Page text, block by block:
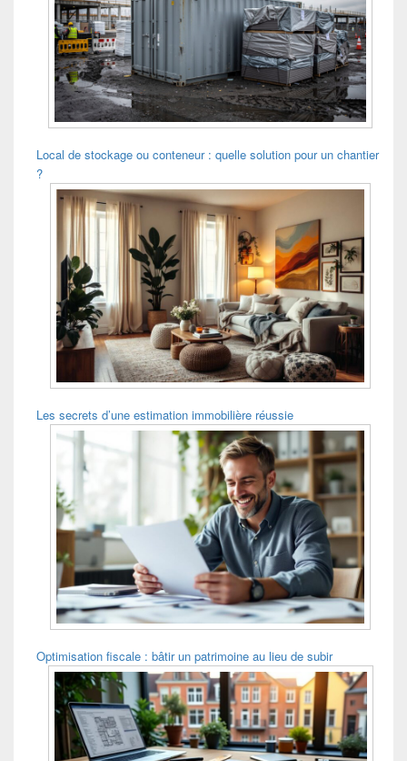
Local de stockage ou conteneur : quelle solution pour un chantier
?
Les secrets d’une estimation immobilière réussie
Optimisation fiscale : bâtir un patrimoine au lieu de subir